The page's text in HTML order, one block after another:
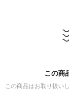
この商
この商品はお取り扱い